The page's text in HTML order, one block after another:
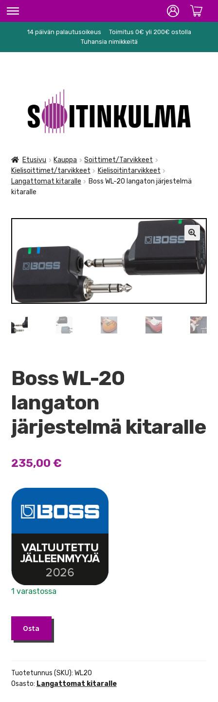
ETUSIVU
KARAOKE
NUOTIT
TARVIKKEET
VALO
YRITYS
TARJOUKSET
14 päivän palautusoikeus
Toimitus 0€ yli 200€ ostolla
Tuhansia nimikkeitä
navigointiin
sisältöön
Etusivu Kauppa
Soittimet/Tarvikkeet
Kielisoittimet/tarvikkeet
Kielisoitintarvikkeet
Langattomat kitaralle
Boss WL-20 langaton järjestelmä
kitaralle
Boss WL-20
langaton
järjestelmä kitaralle
235,00 €
1 varastossa
WL-
järjestelmä
kitaralle
Osta
Tuotetunnus (SKU): WL20
Osasto: Langattomat kitaralle